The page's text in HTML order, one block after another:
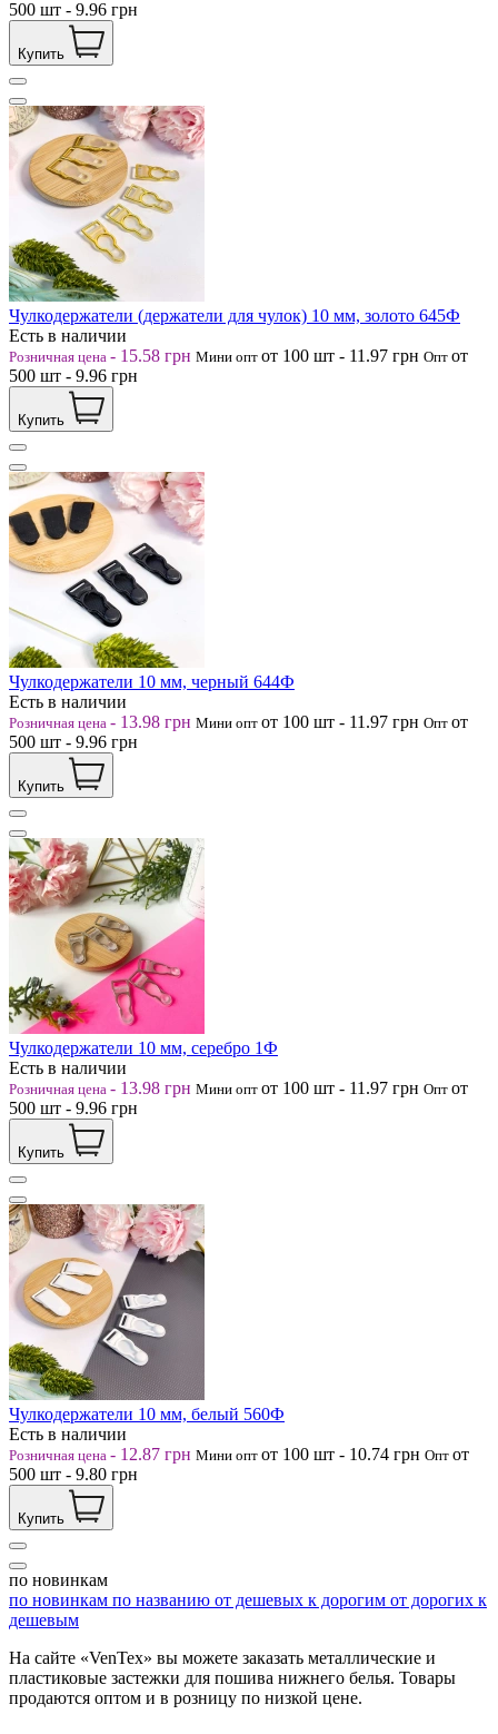
500 шт - 9.96 грн
Купить
Чулкодержатели (держатели для чулок) 10 мм, золото 645Ф
Есть в наличии
Розничная цена - 15.58 грн Мини опт от 100 шт - 11.97 грн Опт от
500 шт - 9.96 грн
Купить
Чулкодержатели 10 мм, черный 644Ф
Есть в наличии
Розничная цена - 13.98 грн Мини опт от 100 шт - 11.97 грн Опт от
500 шт - 9.96 грн
Купить
Чулкодержатели 10 мм, серебро 1Ф
Есть в наличии
Розничная цена - 13.98 грн Мини опт от 100 шт - 11.97 грн Опт от
500 шт - 9.96 грн
Купить
Чулкодержатели 10 мм, белый 560Ф
Есть в наличии
Розничная цена - 12.87 грн Мини опт от 100 шт - 10.74 грн Опт от
500 шт - 9.80 грн
Купить
по новинкам
по новинкам по названию от дешевых к дорогим от дорогих к
дешевым
На сайте «VenTex» вы можете заказать металлические и
пластиковые застежки для пошива нижнего белья. Товары
продаются оптом и в розницу по низкой цене.